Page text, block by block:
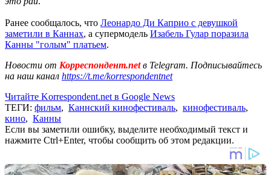
Ранее сообщалось, что Леонардо Ди Каприо с девушкой
заметили в Каннах, а супермодель Изабель Гулар поразила
Канны "голым" платьем.
Новости от Корреспондент.netв Telegram. Подписывайтесь
на наш канал https://t.me/korrespondentnet
Читайте Korrespondent.net в Google News
ТЕГИ: фильм, Каннский кинофестиваль, кинофестиваль,
кино, Канны
Если вы заметили ошибку, выделите необходимый текст и
нажмите Ctrl+Enter, чтобы сообщить об этом редакции.